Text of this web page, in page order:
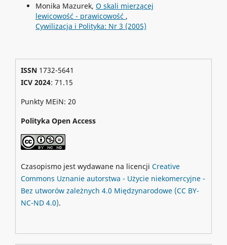
Monika Mazurek, O skali mierzącej
lewicowość - prawicowość ,
Cywilizacja i Polityka: Nr 3 (2005)
ISSN1732-5641
ICV 2024: 71.15
Punkty MEiN: 20
Polityka Open Access
Czasopismo jest wydawane na licencji Creative
Commons Uznanie autorstwa - Użycie niekomercyjne -
Bez utworów zależnych 4.0 Międzynarodowe (CC BY-
NC-ND 4.0).